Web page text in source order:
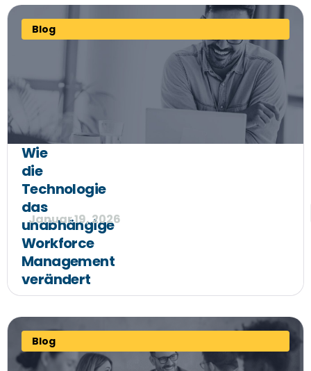
Blog
Wie
die
Technologie
das
unabhängige
Workforce
Management
verändert
Januar 19, 2026
Blog